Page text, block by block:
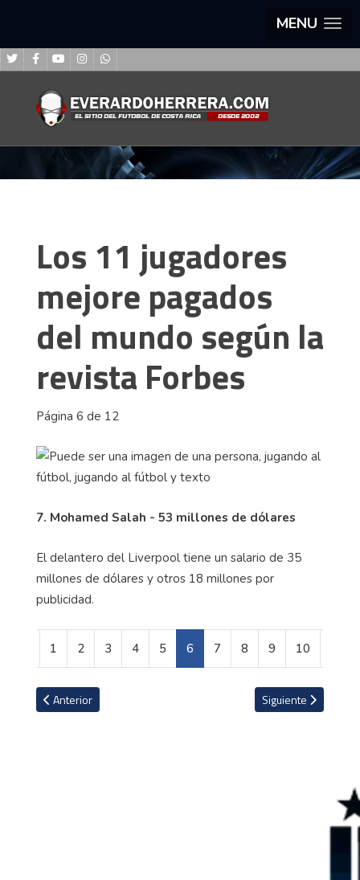
MENU
Los 11 jugadores
mejore pagados
del mundo según la
revista Forbes
Página 6 de 12
7. Mohamed Salah - 53 millones de dólares
El delantero del Liverpool tiene un salario de 35
millones de dólares y otros 18 millones por
publicidad.
1 2 3 4 5 6 7 8 9 10
Artículo anterior: Los ticos mejor pagados en la MLS
Anterior Artículo siguiente:
Siguiente